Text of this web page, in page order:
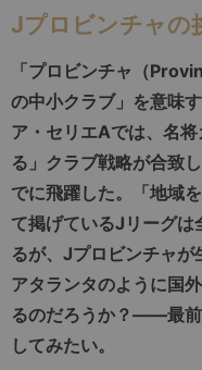
Jプロビンチャの
「プロビンチャ（
の中小クラブ」を意味
ア・セリエAでは、名
る」クラブ戦略が合致
でに飛躍した。「地域
て掲げているJリーグ
るが、Jプロビンチャ
アタランタのように国
るのだろうか？――最前
してみたい。